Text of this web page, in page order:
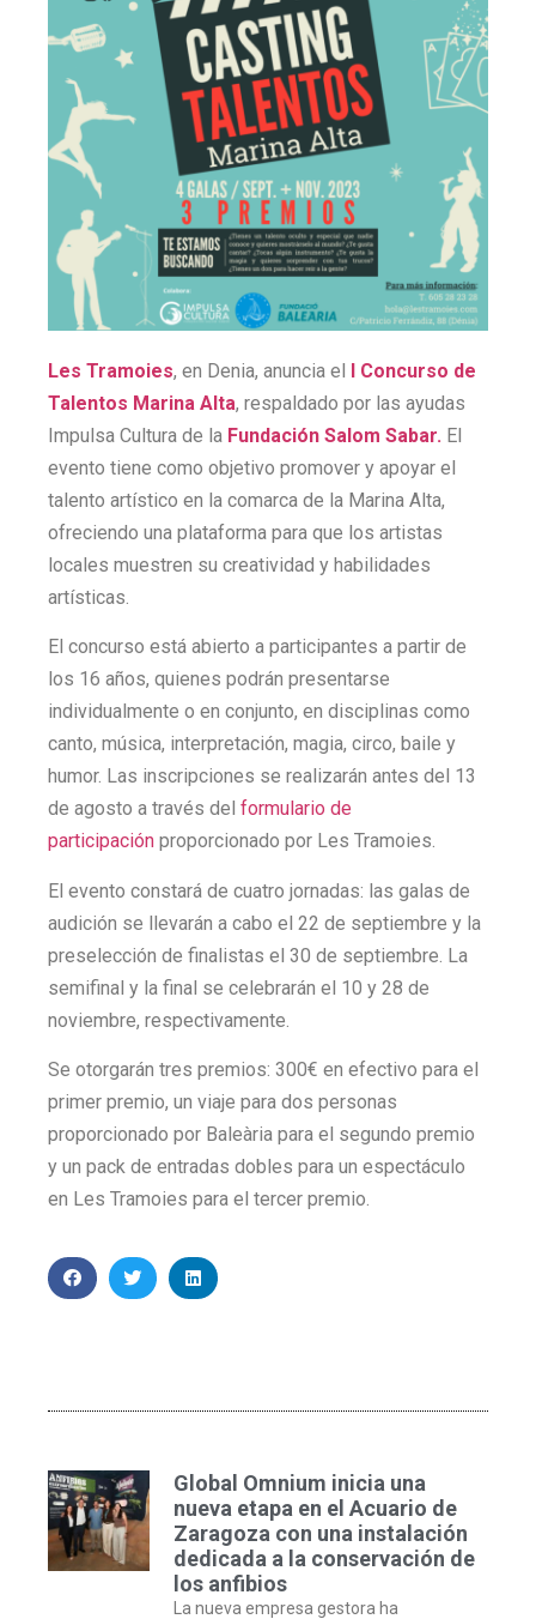
Les Tramoies, en Denia, anuncia el I Concurso de
Talentos Marina Alta, respaldado por las ayudas
Impulsa Cultura de la Fundación Salom Sabar. El
evento tiene como objetivo promover y apoyar el
talento artístico en la comarca de la Marina Alta,
ofreciendo una plataforma para que los artistas
locales muestren su creatividad y habilidades
artísticas.
El concurso está abierto a participantes a partir de
los 16 años, quienes podrán presentarse
individualmente o en conjunto, en disciplinas como
canto, música, interpretación, magia, circo, baile y
humor. Las inscripciones se realizarán antes del 13
de agosto a través del formulario de
participación proporcionado por Les Tramoies.
El evento constará de cuatro jornadas: las galas de
audición se llevarán a cabo el 22 de septiembre y la
preselección de finalistas el 30 de septiembre. La
semifinal y la final se celebrarán el 10 y 28 de
noviembre, respectivamente.
Se otorgarán tres premios: 300€ en efectivo para el
primer premio, un viaje para dos personas
proporcionado por Baleària para el segundo premio
y un pack de entradas dobles para un espectáculo
en Les Tramoies para el tercer premio.
Global Omnium inicia una
nueva etapa en el Acuario de
Zaragoza con una instalación
dedicada a la conservación de
los anfibios
La nueva empresa gestora ha